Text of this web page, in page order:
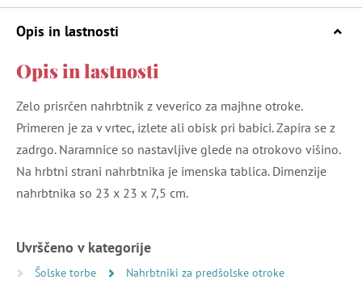
Opis in lastnosti
Opis in lastnosti
Zelo prisrčen nahrbtnik z veverico za majhne otroke.
Primeren je za v vrtec, izlete ali obisk pri babici. Zapira se z
zadrgo. Naramnice so nastavljive glede na otrokovo višino.
Na hrbtni strani nahrbtnika je imenska tablica. Dimenzije
nahrbtnika so 23 x 23 x 7,5 cm.
Uvrščeno v kategorije
Šolske torbe
Nahrbtniki za predšolske otroke